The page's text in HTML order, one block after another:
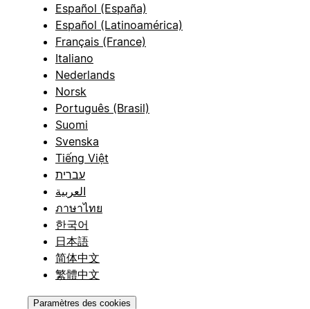
Español (España)
Español (Latinoamérica)
Français (France)
Italiano
Nederlands
Norsk
Português (Brasil)
Suomi
Svenska
Tiếng Việt
עברית
العربية
ภาษาไทย
한국어
日本語
简体中文
繁體中文
Paramètres des cookies